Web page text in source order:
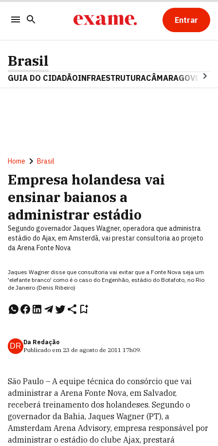
Entrar
Brasil
GUIA DO CIDADÃOINFRAESTRUTURACÂMARAGOVERNO
Home Brasil
Empresa holandesa vai
ensinar baianos a
administrar estádio
Segundo governador Jaques Wagner, operadora que administra
estádio do Ajax, em Amsterdã, vai prestar consultoria ao projeto
da Arena Fonte Nova
Jaques Wagner disse que consultoria vai evitar que a Fonte Nova seja um
'elefante branco' como é o caso do Engenhão, estádio do Botafoto, no Rio
de Janeiro (Denis Ribeiro)
DR Da Redação
Publicado em 23 de agosto de 2011 17h09.
São Paulo – A equipe técnica do consórcio que vai
administrar a Arena Fonte Nova, em Salvador,
receberá treinamento dos holandeses. Segundo o
governador da Bahia, Jaques Wagner (PT), a
Amsterdam Arena Advisory, empresa responsável por
administrar o estádio do clube Ajax, prestará